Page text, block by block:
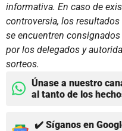
informativa. En caso de
controversia, los
se encuentren
por los delegados y
sorteos.
Únase a nuestro
al tanto de los
✔️ Síganos en